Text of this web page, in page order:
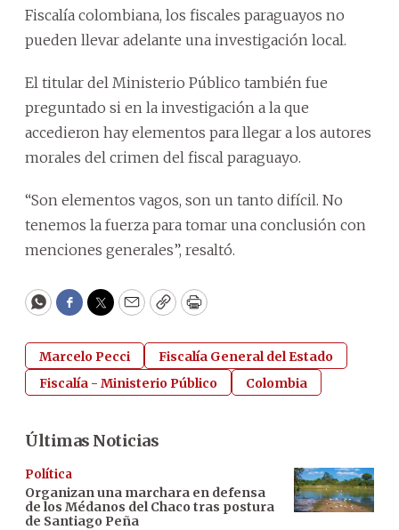
Fiscalía colombiana, los fiscales paraguayos no
pueden llevar adelante una investigación local.
El titular del Ministerio Público también fue
preguntado si en la investigación a la que
accedieron hay elementos para llegar a los autores
morales del crimen del fiscal paraguayo.
“Son elementos vagos, son un tanto difícil. No
tenemos la fuerza para tomar una conclusión con
menciones generales”, resaltó.
WhatsApp
Facebook
Twitter
EmailCopyPrint
Marcelo Pecci
Fiscalía General del Estado
Fiscalía - Ministerio Público
Colombia
Últimas Noticias
Política
Organizan una marchara en defensa
de los Médanos del Chaco tras postura
de Santiago Peña